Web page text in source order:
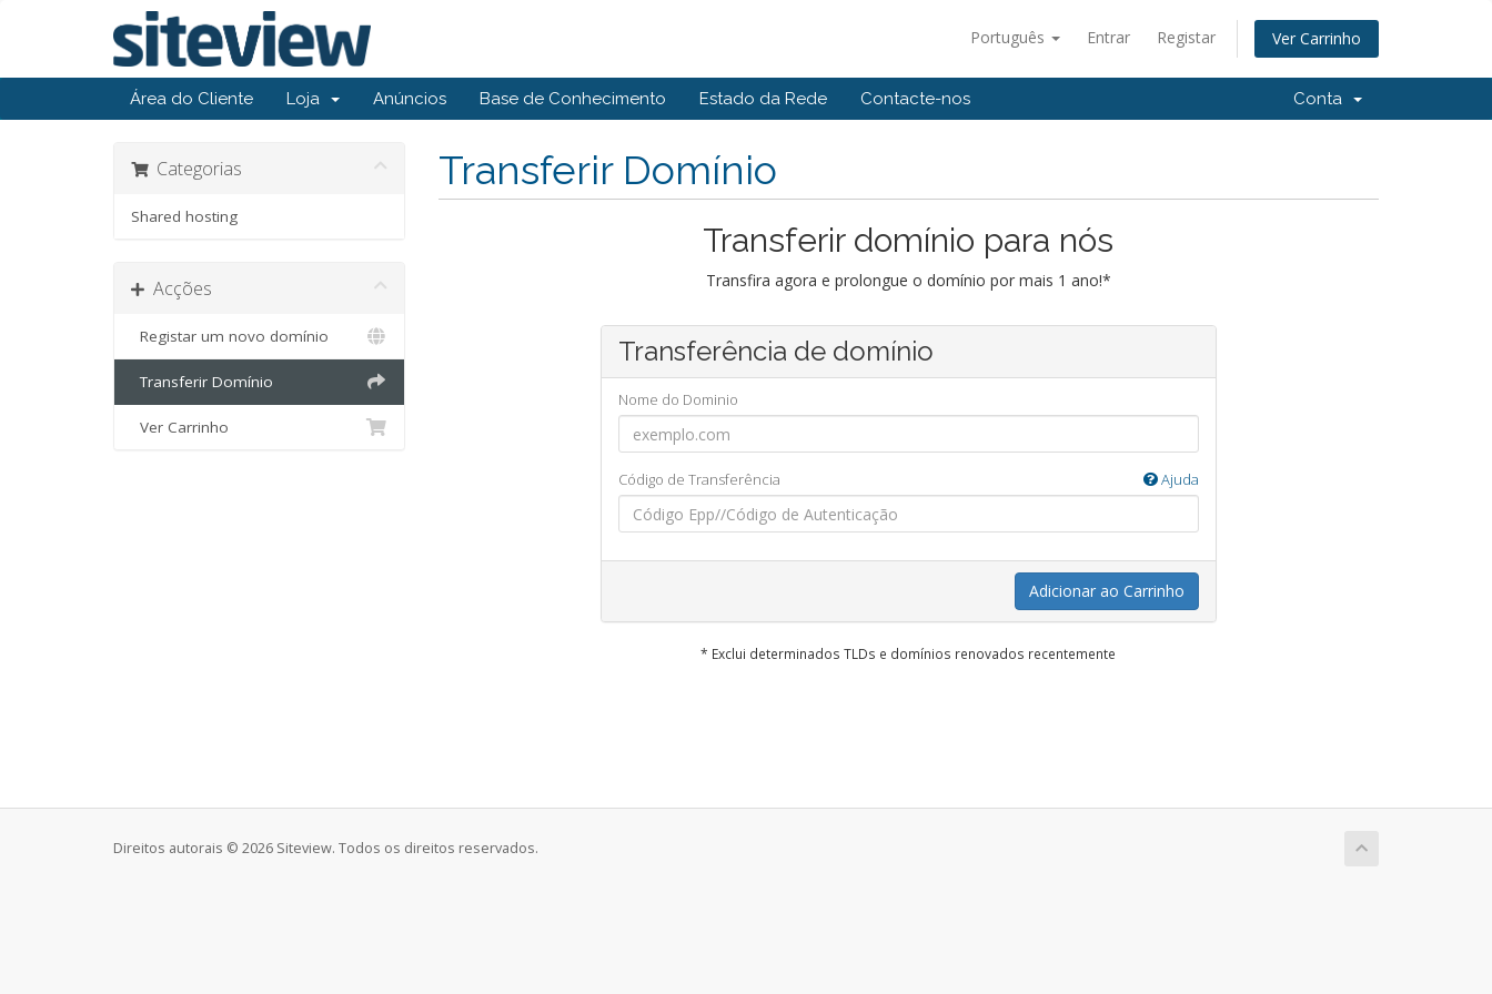
Português Entrar Registar Ver Carrinho
Área do Cliente Loja Anúncios Base de Conhecimento Estado da Rede Contacte-nos Conta
Categorias
Shared hosting
Acções
Registar um novo domínio
Transferir Domínio
Ver Carrinho
Transferir Domínio
Transferir domínio para nós
Transfira agora e prolongue o domínio por mais 1 ano!*
Transferência de domínio
Nome do Dominio
Código de Transferência Ajuda
Adicionar ao Carrinho
* Exclui determinados TLDs e domínios renovados recentemente
Direitos autorais © 2026 Siteview. Todos os direitos reservados.